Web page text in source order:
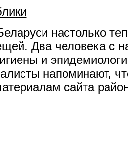
настолько
Два человека с
и
напоминают,
сайта